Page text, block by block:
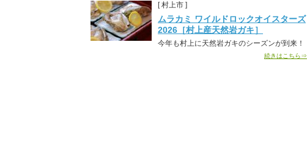
[ 村上市 ]
ムラカミ ワイルドロックオイスターズ
2026［村上産天然岩ガキ］
今年も村上に天然岩ガキのシーズンが到来！
続きはこちら⇒